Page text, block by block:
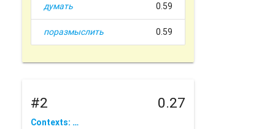
думать 0.59
поразмыслить 0.59
#2 0.27
Contexts: …